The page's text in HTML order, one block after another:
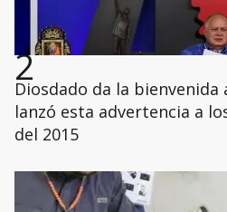
2
Diosdado da la
lanzó esta advertencia a
del 2015